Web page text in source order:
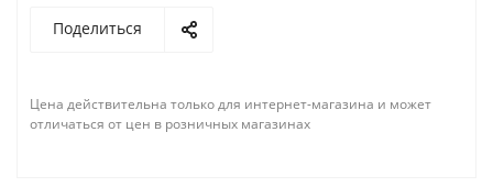
Поделиться
Цена действительна только для интернет-магазина и может
отличаться от цен в розничных магазинах